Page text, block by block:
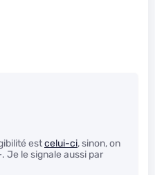
estcelui-ci, sinon, on
Je le signale aussi par